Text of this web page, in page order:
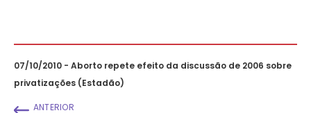
07/10/2010 - Aborto repete efeito da discussão de 2006 sobre
privatizações (Estadão)
ANTERIOR